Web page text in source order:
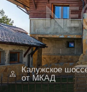
Калужское
от МКАД